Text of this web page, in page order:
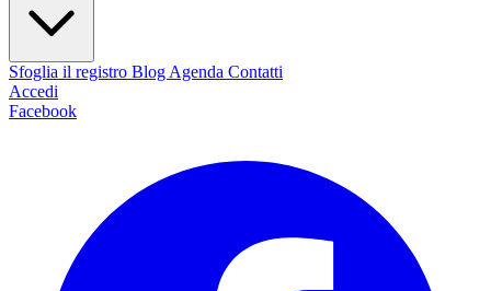
Sfoglia il registro Blog Agenda Contatti
Accedi
Facebook